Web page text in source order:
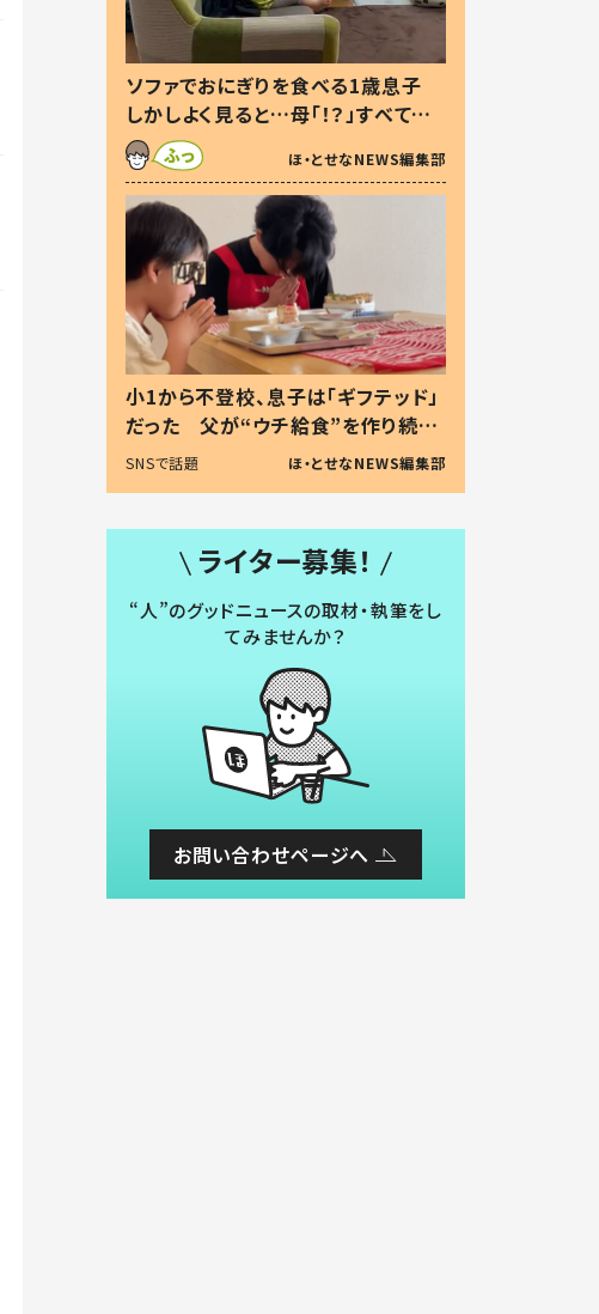
ソファでおにぎりを食べる1歳息子
しかしよく見ると…母「！？」すべてを
察した母の投稿に「可愛いから許
す！」「現行犯〜」
ほ・とせなNEWS編集部
小1から不登校、息子は「ギフテッド」
だった 父が“ウチ給食”を作り続け
る理由とは #令和の親 #令和の子
SNSで話題 ほ・とせなNEWS編集部
ライター募集！
“人”のグッドニュースの取材・執筆をし
てみませんか？
お問い合わせページへ